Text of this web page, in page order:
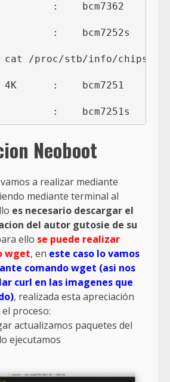
:    bcm7362
:    bcm7252s    # cat /
cat /proc/stb/info/chipset
4K      :    bcm7251
Neoboot
a realizar mediante
mediante terminal al
es necesario descargar el
del autor gutosie de su
ello se puede realizar
wget, en este caso lo vamos
comando wget (asi nos
curl en las imagenes que
, realizada esta apreciación
proceso:
actualizamos paquetes del
ejecutamos